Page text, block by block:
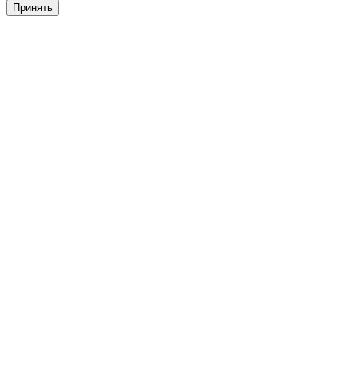
Принять